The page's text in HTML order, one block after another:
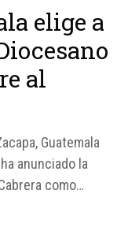
elige a
al
Guatemala
anunciado la
como
un momento en